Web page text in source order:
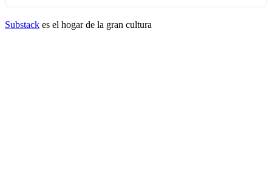
Substack es el hogar de la gran cultura